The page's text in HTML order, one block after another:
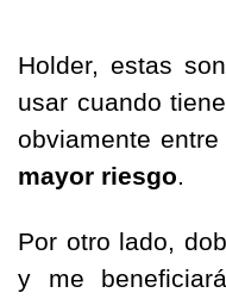
Holder, estas
usar cuando
obviamente entre
mayor riesgo.
Por otro lado,
y me